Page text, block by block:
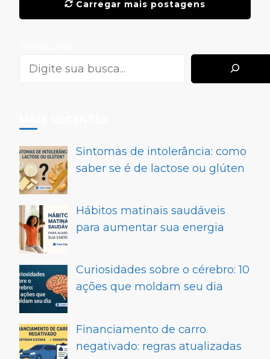
Carregar mais postagens
Sintomas de intolerância: como
saber se é de lactose ou glúten
Hábitos matinais saudáveis
para aumentar sua energia
Curiosidades sobre o cérebro: 10
ações que moldam seu dia
Financiamento de carro
negativado: regras atualizadas